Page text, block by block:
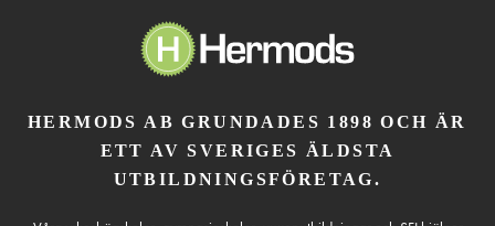
HERMODS AB GRUNDADES 1898 OCH ÄR
ETT AV SVERIGES ÄLDSTA
UTBILDNINGSFÖRETAG.